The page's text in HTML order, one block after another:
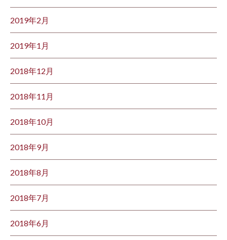
2019年2月
2019年1月
2018年12月
2018年11月
2018年10月
2018年9月
2018年8月
2018年7月
2018年6月